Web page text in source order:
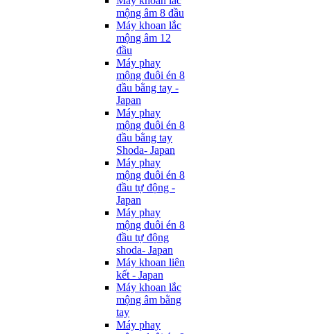
mộng âm 8 đầu
Máy khoan lắc
mộng âm 12
đầu
Máy phay
mộng đuôi én 8
đầu bằng tay -
Japan
Máy phay
mộng đuôi én 8
đầu bằng tay
Shoda- Japan
Máy phay
mộng đuôi én 8
đầu tự động -
Japan
Máy phay
mộng đuôi én 8
đầu tự động
shoda- Japan
Máy khoan liên
kết - Japan
Máy khoan lắc
mộng âm bằng
tay
Máy phay